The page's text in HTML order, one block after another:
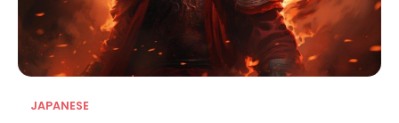
JAPANESE